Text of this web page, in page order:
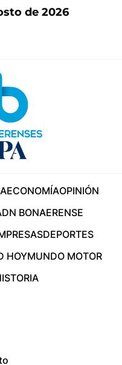
de 2026
ECONOMÍAOPINIÓN
BONAERENSE
DEPORTES
HOYMUNDO MOTOR